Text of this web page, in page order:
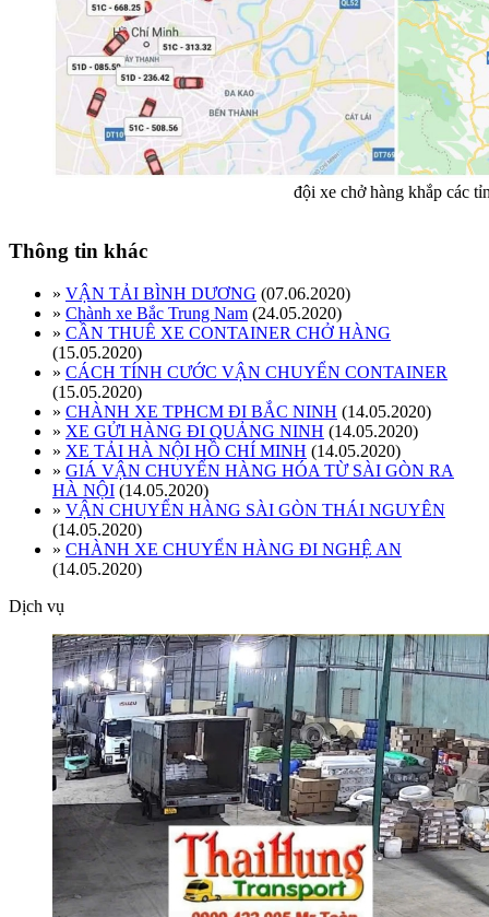
đội xe chở hàng khắp các
Thông tin khác
» VẬN TẢI BÌNH DƯƠNG (07.06.2020)
» Chành xe Bắc Trung Nam (24.05.2020)
» CẦN THUÊ XE CONTAINER CHỞ HÀNG
(15.05.2020)
» CÁCH TÍNH CƯỚC VẬN CHUYỂN CONTAINER
(15.05.2020)
» CHÀNH XE TPHCM ĐI BẮC NINH (14.05.2020)
» XE GỬI HÀNG ĐI QUẢNG NINH (14.05.2020)
» XE TẢI HÀ NỘI HỒ CHÍ MINH (14.05.2020)
» GIÁ VẬN CHUYỂN HÀNG HÓA TỪ SÀI GÒN RA
HÀ NỘI (14.05.2020)
» VẬN CHUYỂN HÀNG SÀI GÒN THÁI NGUYÊN
(14.05.2020)
» CHÀNH XE CHUYỂN HÀNG ĐI NGHỆ AN
(14.05.2020)
Dịch vụ